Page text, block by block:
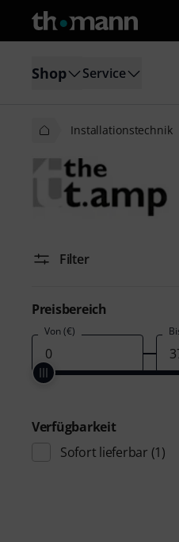
Shop Service
Installationstechnik
Filter
Preisbereich
Von (€)
Verfügbarkeit
Sofort lieferbar (1)